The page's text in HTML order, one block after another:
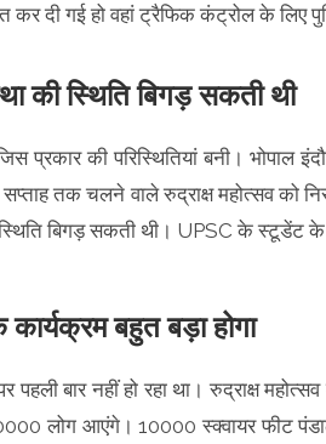
कर दी गई हो वहां ट्रैफिक कंट्रोल के लिए
की स्थिति बिगड़ सकती थी
प्रकार की परिस्थितियां बनी। भोपाल
सप्ताह तक चलने वाले रुद्राक्ष महोत्सव को
बिगड़ सकती थी। UPSC के स्टूडेंट
बहुत बड़ा होगा
पहली बार नहीं हो रहा था। रुद्राक्ष
लोग आएंगे। 10000 स्क्वायर फीट